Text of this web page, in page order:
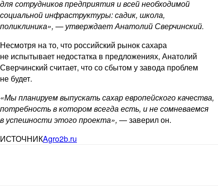
для сотрудников предприятия и всей необходимой
социальной инфраструктуры: садик, школа,
поликлиника», — утверждает Анатолий Сверчинский.
Несмотря на то, что российский рынок сахара
не испытывает недостатка в предложениях, Анатолий
Сверчинский считает, что со сбытом у завода проблем
не будет.
«Мы планируем выпускать сахар европейского качества,
потребность в котором всегда есть, и не сомневаемся
в успешности этого проекта», — заверил он.
ИСТОЧНИКAgro2b.ru